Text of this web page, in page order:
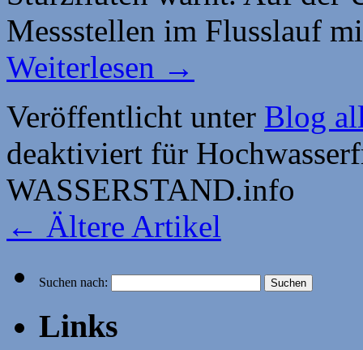
Messstellen im Flusslauf
Weiterlesen →
Veröffentlicht unter Blog
deaktiviert für
WASSERSTAND.info
← Ältere Artikel
Suchen nach:
Links